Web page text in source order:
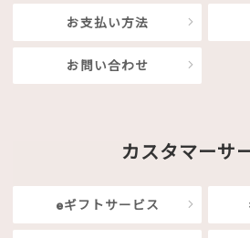
お支払い方法
お問い合わせ
カスタマーサ
eギフトサービス